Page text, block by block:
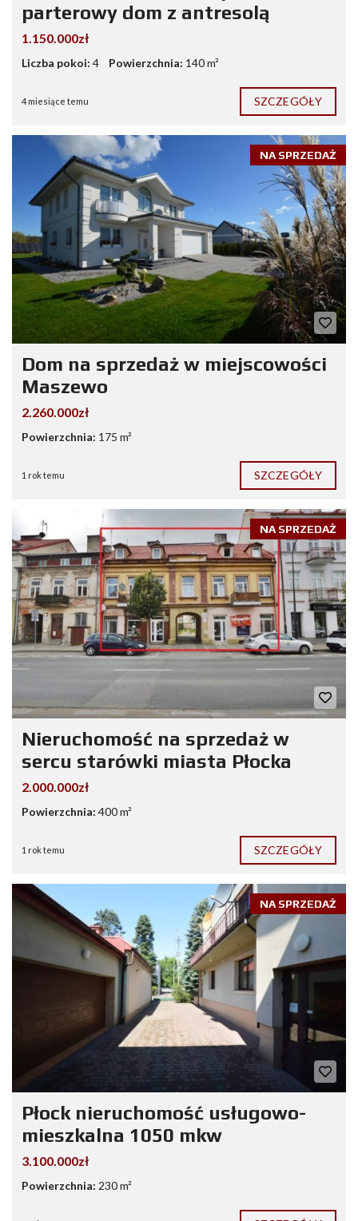
parterowy dom z antresolą
1.150.000zł
Liczba pokoi: 4 Powierzchnia: 140 m²
4 miesiące temu SZCZEGÓŁY
NA SPRZEDAŻ
Dom na sprzedaż w miejscowości
Maszewo
2.260.000zł
Powierzchnia: 175 m²
1 rok temu SZCZEGÓŁY
NA SPRZEDAŻ
Nieruchomość na sprzedaż w
sercu starówki miasta Płocka
2.000.000zł
Powierzchnia: 400 m²
1 rok temu SZCZEGÓŁY
NA SPRZEDAŻ
Płock nieruchomość usługowo-
mieszkalna 1050 mkw
3.100.000zł
Powierzchnia: 230 m²